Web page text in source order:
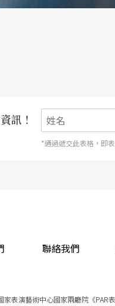
桃花源》，都是觀眾
，他每次抽出劇本裡
發揮，想像「如果我
演工作坊常用的集體
了解這個角色為什麼
為「任何其他一個英
訊！
*通過遞交此表格，即
聯絡我們
家表演藝術中心國家兩廳院《PAR